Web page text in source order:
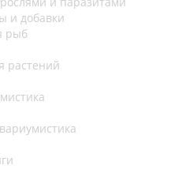
и добавки
рыб
растений